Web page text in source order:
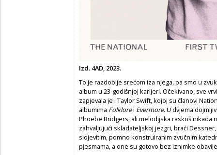
Izd. 4AD, 2023.
To je razdoblje srećom iza njega, pa smo u
album u 23-godišnjoj karijeri. Očekivano, sve
zapjevala je i Taylor Swift, kojoj su članovi
albumima Folklorei Evermore. U dvjema
Phoebe Bridgers, ali melodijska raskoš nikada
zahvaljujući skladateljskoj jezgri, braći
slojevitim, pomno konstruiranim zvučnim
pjesmama, a one su gotovo bez iznimke